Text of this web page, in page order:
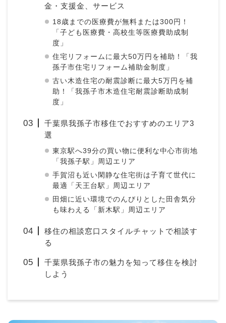
金・支援金、サービス
18歳までの医療費が無料または300円！
「子ども医療費・高校生等医療費助成制
度」
住宅リフォームに最大50万円を補助！「我
孫子市住宅リフォーム補助金制度」
古い木造住宅の耐震診断に最大5万円を補
助！「我孫子市木造住宅耐震診断助成制
度」
千葉県我孫子市移住でおすすめのエリア3
選
東京駅へ39分の買い物に便利な中心市街地
「我孫子駅」周辺エリア
手賀沼も近い閑静な住宅街は子育て世代に
最適「天王台駅」周辺エリア
田畑に近い環境でのんびりとした田舎気分
も味わえる「新木駅」周辺エリア
移住の相談窓口スタイルチャットで相談す
る
千葉県我孫子市の魅力を知って移住を検討
しよう